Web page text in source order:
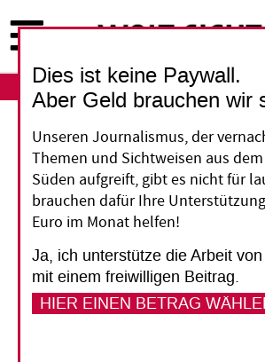
zum
Inhalt
Kurz erklärt
"Eine
in greifbarer Nähe"
Brasilien schlägt im Rahmen
Präsidentschaft eine globale
Milliardäre vor. Das könnte der
Dies ist keine Paywall.
Aber Geld brauchen wir
Unseren Journalismus, der
Themen und Sichtweisen aus
Süden aufgreift, gibt es nicht für
brauchen dafür Ihre
Euro im Monat helfen!
Ja, ich unterstütze die Arbeit
mit einem freiwilligen Beitrag.
HIER EINEN BETRAG